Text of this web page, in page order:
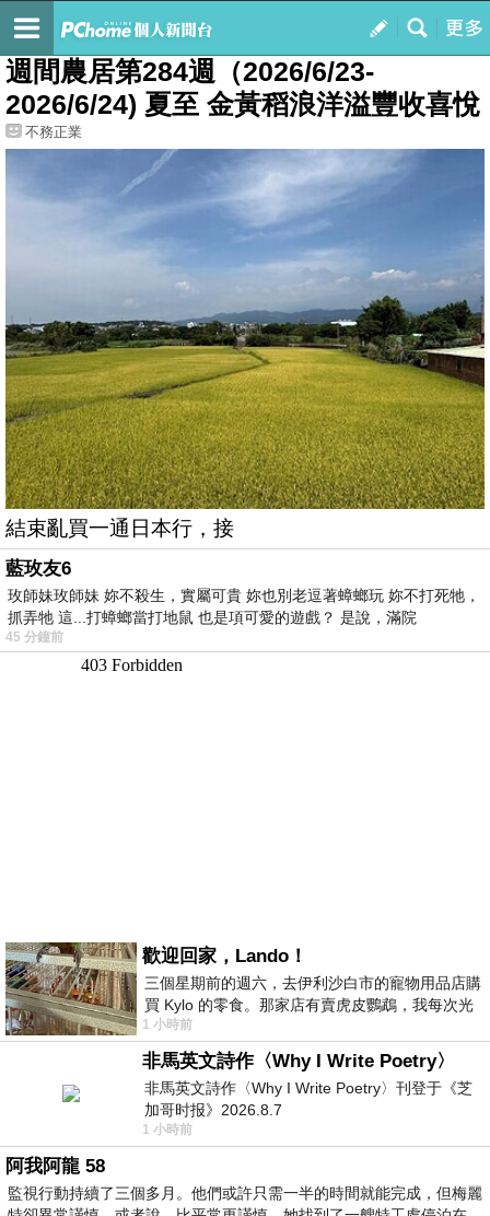
我的
最新文章
週間農居第284週（2026/6/23-
2026/6/24) 夏至 金黃稻浪洋溢豐收喜悅
不務正業
結束亂買一通日本行，接
藍玫友6
玫師妹玫師妹 妳不殺生，實屬可貴 妳也別老逗著蟑螂玩 妳不打死牠，
抓弄牠 這...打蟑螂當打地鼠 也是項可愛的遊戲？ 是說，滿院
45 分鐘前
歡迎回家，Lando！
三個星期前的週六，去伊利沙白市的寵物用品店購
買 Kylo 的零食。那家店有賣虎皮鸚鵡，我每次光
顧都會去看一下。他們偶爾會引進 C
1 小時前
非馬英文詩作〈Why I Write Poetry〉
非馬英文詩作〈Why I Write Poetry〉刊登于《芝
加哥时报》2026.8.7
1 小時前
阿我阿龍 58
監視行動持續了三個多月。他們或許只需一半的時間就能完成，但梅麗